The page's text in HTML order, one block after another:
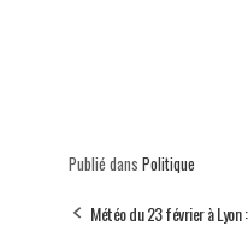
Publié dans Politique
Météo du 23 février à Lyon :